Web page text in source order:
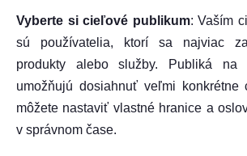
Vyberte si cieľové publikum: Vaším
sú používatelia, ktorí sa najviac
produkty alebo služby. Publiká na
umožňujú dosiahnuť veľmi konkrétne
môžete nastaviť vlastné hranice a
v správnom čase.